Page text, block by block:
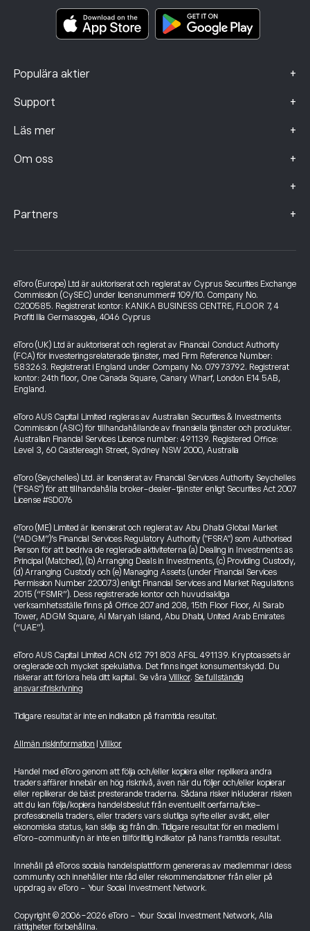
Populära aktier +
Support +
Läs mer +
Om oss +
+
Klagomålsdata (FCA-kunder)
Partners +
eToro (Europe) Ltd är auktoriserat och reglerat av Cyprus Securities Exchange
Commission (CySEC) under licensnummer# 109/10. Company No.
C200585. Registrerat kontor: KANIKA BUSINESS CENTRE, FLOOR 7, 4
Profiti Ilia Germasogeia, 4046 Cyprus
eToro (UK) Ltd är auktoriserat och reglerat av Financial Conduct Authority
(FCA) för investeringsrelaterade tjänster, med Firm Reference Number:
583263. Registrerat i England under Company No. 07973792. Registrerat
kontor: 24th floor, One Canada Square, Canary Wharf, London E14 5AB,
England.
eToro AUS Capital Limited regleras av Australian Securities & Investments
Commission (ASIC) för tillhandahållande av finansiella tjänster och produkter.
Australian Financial Services Licence number: 491139. Registered Office:
Level 3, 60 Castlereagh Street, Sydney NSW 2000, Australia
eToro (Seychelles) Ltd. är licensierat av Financial Services Authority Seychelles
("FSAS") för att tillhandahålla broker-dealer-tjänster enligt Securities Act 2007
License #SD076
eToro (ME) Limited är licensierat och reglerat av Abu Dhabi Global Market
(“ADGM”)’s Financial Services Regulatory Authority ("FSRA") som Authorised
Person för att bedriva de reglerade aktiviteterna (a) Dealing in Investments as
Principal (Matched), (b) Arranging Deals in Investments, (c) Providing Custody,
(d) Arranging Custody och (e) Managing Assets (under Financial Services
Permission Number 220073) enligt Financial Services and Market Regulations
2015 (“FSMR”). Dess registrerade kontor och huvudsakliga
verksamhetsställe finns på Office 207 and 208, 15th Floor Floor, Al Sarab
Tower, ADGM Square, Al Maryah Island, Abu Dhabi, United Arab Emirates
(“UAE”).
eToro AUS Capital Limited ACN 612 791 803 AFSL 491139. Kryptoassets är
oreglerade och mycket spekulativa. Det finns inget konsumentskydd. Du
riskerar att förlora hela ditt kapital. Se våra Villkor. Se fullständig
ansvarsfriskrivning
Tidigare resultat är inte en indikation på framtida resultat.
Allmän riskinformation Villkor
Handel med eToro genom att följa och/eller kopiera eller replikera andra
traders affärer innebär en hög risknivå, även när du följer och/eller kopierar
eller replikerar de bäst presterande traderna. Sådana risker inkluderar risken
att du kan följa/kopiera handelsbeslut från eventuellt oerfarna/icke-
professionella traders, eller traders vars slutliga syfte eller avsikt, eller
ekonomiska status, kan skilja sig från din. Tidigare resultat för en medlem i
eToro-communityn är inte en tillförlitlig indikator på hans framtida resultat.
Innehåll på eToros sociala handelsplattform genereras av medlemmar i dess
community och innehåller inte råd eller rekommendationer från eller på
uppdrag av eToro - Your Social Investment Network.
Copyright © 2006-2026 eToro - Your Social Investment Network, Alla
rättigheter förbehållna.